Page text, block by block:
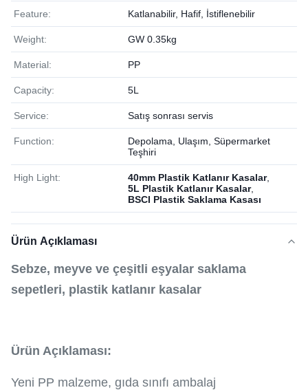
Feature: Katlanabilir, Hafif, İstiflenebilir
Weight: GW 0.35kg
Material: PP
Capacity: 5L
Service: Satış sonrası servis
Function:
Depolama, Ulaşım, Süpermarket
Teşhiri
High Light: 40mm Plastik Katlanır Kasalar,
5L Plastik Katlanır Kasalar,
BSCI Plastik Saklama Kasası
Ürün Açıklaması
Sebze, meyve ve çeşitli eşyalar saklama
sepetleri, plastik katlanır kasalar
Ürün Açıklaması:
Yeni PP malzeme, gıda sınıfı ambalaj